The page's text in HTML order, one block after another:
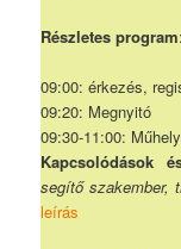
Részletes program:
09:00: érkezés,
09:20: Megnyitó
09:30-11:00:
Kapcsolódások
segítő szakember,
leírás